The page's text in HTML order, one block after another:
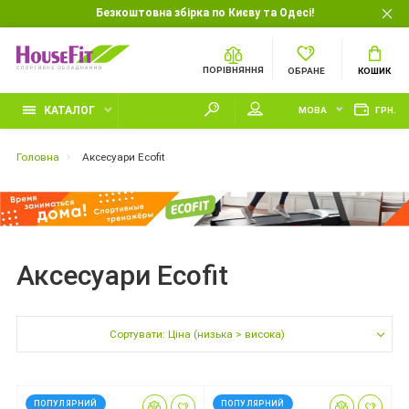
Безкоштовна збірка по Києву та Одесі!
ПОРІВНЯННЯ ОБРАНЕ КОШИК
КАТАЛОГ МОВА ГРН.
Головна Аксесуари Ecofit
Аксесуари Ecofit
Сортувати: Ціна (низька > висока)
ПОПУЛЯРНИЙ ПОПУЛЯРНИЙ